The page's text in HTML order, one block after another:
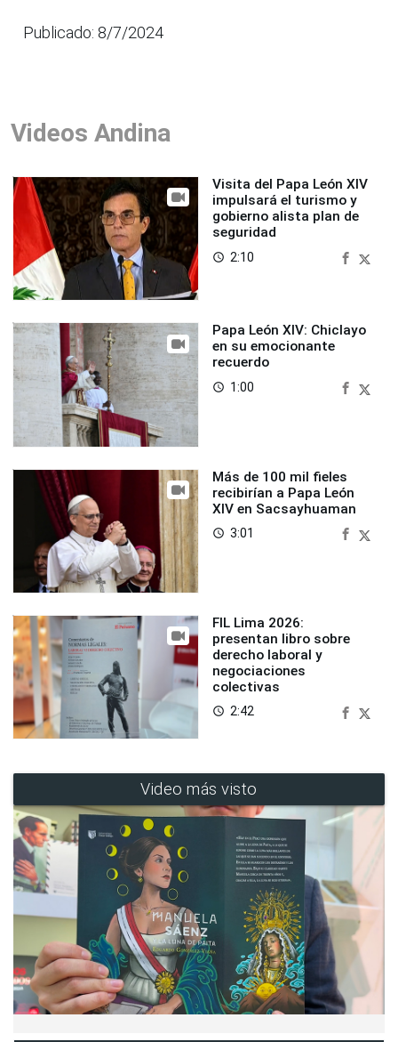
Publicado: 8/7/2024
Videos Andina
Visita del Papa León XIV
impulsará el turismo y
gobierno alista plan de
seguridad
access_time 2:10
Papa León XIV: Chiclayo
en su emocionante
recuerdo
access_time 1:00
Más de 100 mil fieles
recibirían a Papa León
XIV en Sacsayhuaman
access_time 3:01
FIL Lima 2026:
presentan libro sobre
derecho laboral y
negociaciones
colectivas
access_time 2:42
Video más visto